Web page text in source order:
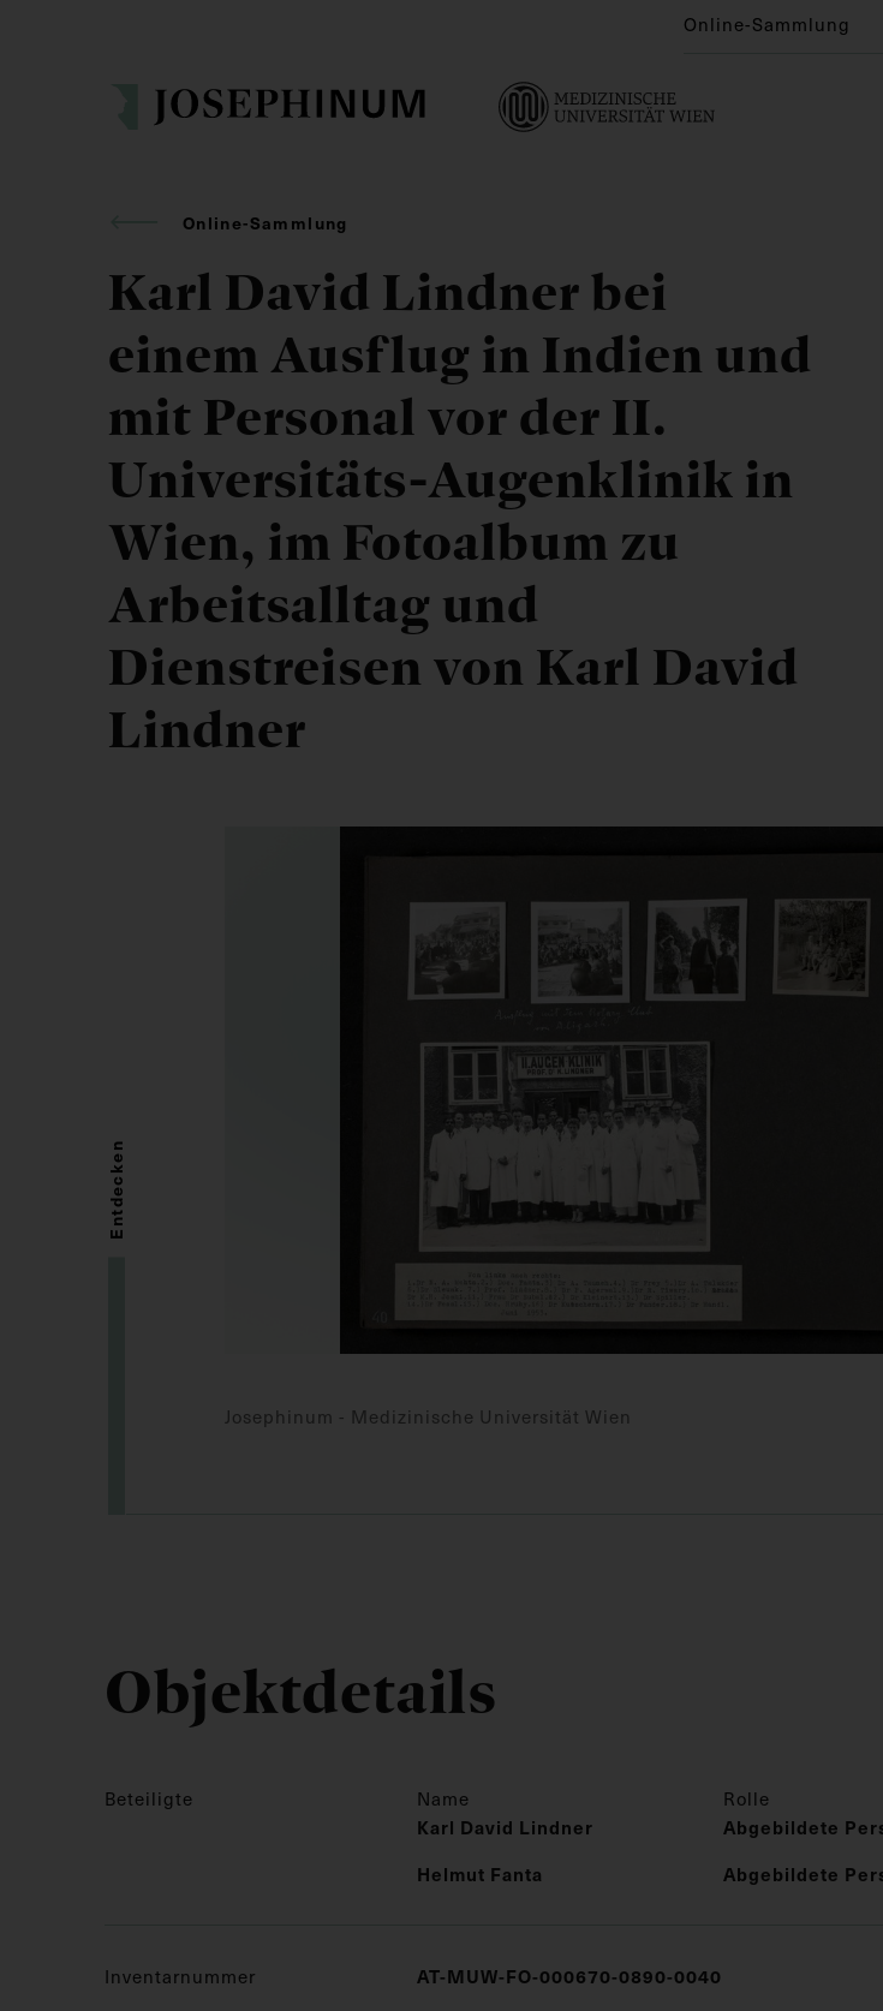
Online-Sammlung
Online-Sammlung
Karl David Lindner bei
einem Ausflug in Indien und
mit Personal vor der II.
Universitäts-Augenklinik in
Wien, im Fotoalbum zu
Arbeitsalltag und
Dienstreisen von Karl David
Lindner
Josephinum - Medizinische Universität Wien
Entdecken
Objektdetails
Beteiligte Name Rolle
Karl David Lindner
Abgebildete
Helmut Fanta
Abgebildete
Inventarnummer AT-MUW-FO-000670-0890-0040